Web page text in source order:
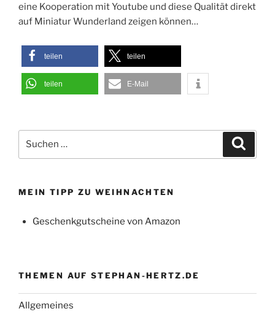
eine Kooperation mit Youtube und diese Qualität direkt
auf Miniatur Wunderland zeigen können…
teilen teilen
teilen E-Mail
nach:
MEIN TIPP ZU WEIHNACHTEN
Geschenkgutscheine von Amazon
THEMEN AUF STEPHAN-HERTZ.DE
Allgemeines